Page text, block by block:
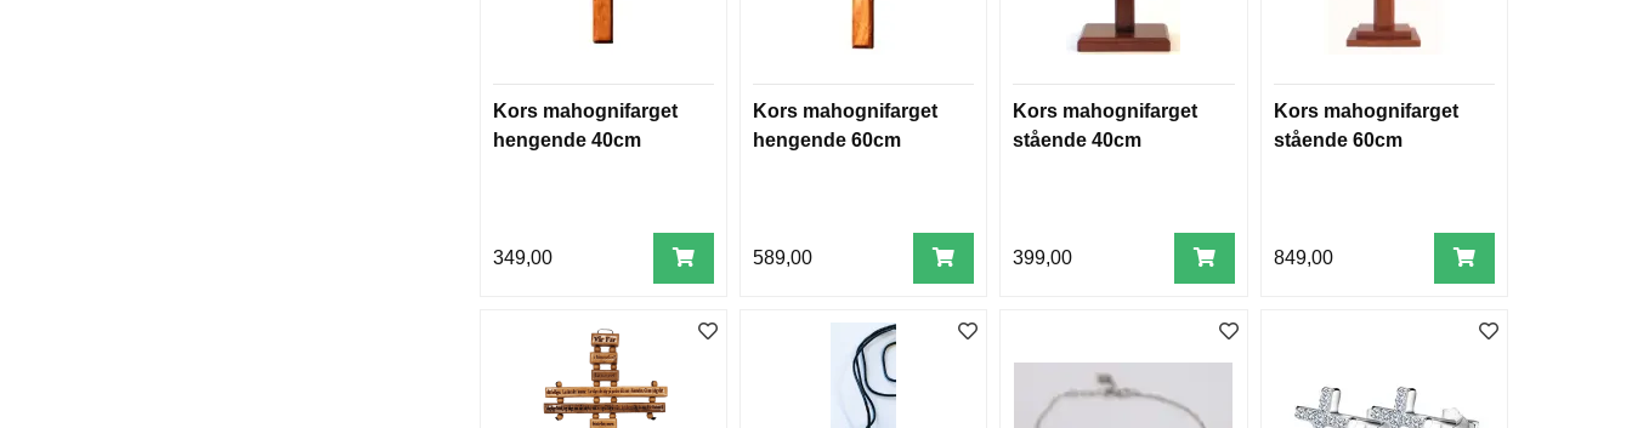
Kors mahognifarget
hengende 40cm
349,00
Kors mahognifarget
hengende 60cm
589,00
Kors mahognifarget
stående 40cm
399,00
Kors mahognifarget
stående 60cm
849,00